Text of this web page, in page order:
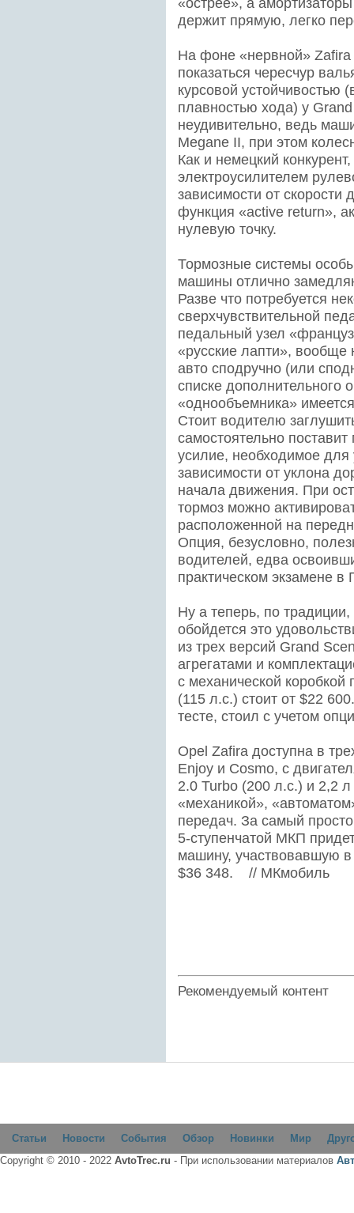
«острее», а
держит прямую, легко
На фоне «нервной»
показаться чересчур
курсовой устойчивостью
плавностью хода) у
неудивительно, ведь
Megane II, при этом
Как и немецкий
электроусилителем
зависимости от скорости
функция «active return»,
нулевую точку.
Тормозные системы
машины отлично
Разве что потребуется
сверхчувствительной
педальный узел
«русские лапти», вообще
авто сподручно (или
списке дополнительного
«однообъемника»
Стоит водителю
самостоятельно
усилие, необходимое
зависимости от уклона
начала движения. При
тормоз можно
расположенной на
Опция, безусловно,
водителей, едва
практическом экзамене
Ну а теперь, по
обойдется это
из трех версий Grand
агрегатами и
с механической
(115 л.с.) стоит от $22
тесте, стоил с учетом
Opel Zafira доступна в
Enjoy и Cosmo, с
2.0 Turbo (200 л.с.) и 2,2
«механикой»,
передач. За самый
5-ступенчатой МКП
машину, участвовавшую
$36 348. // МКмобиль
Рекомендуемый контент
Статьи Новости События Обзор Новинки Мир
Copyright © 2010 - 2022 AvtoTrec.ru - При использовании материалов